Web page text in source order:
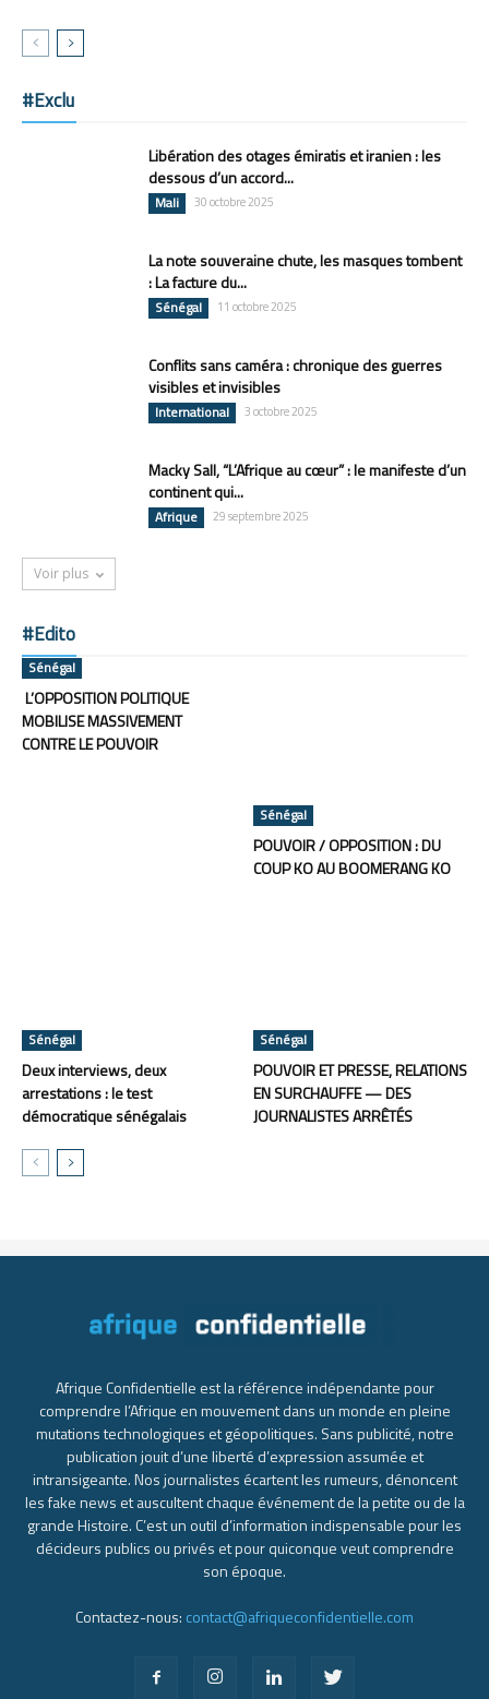
#Exclu
Libération des otages émiratis et iranien : les
dessous d’un accord...
Mali 30 octobre 2025
La note souveraine chute, les masques tombent
: La facture du...
Sénégal 11 octobre 2025
Conflits sans caméra : chronique des guerres
visibles et invisibles
International 3 octobre 2025
Macky Sall, “L’Afrique au cœur” : le manifeste d’un
continent qui...
Afrique 29 septembre 2025
Voir plus
#Edito
Sénégal
L’OPPOSITION POLITIQUE
MOBILISE MASSIVEMENT
CONTRE LE POUVOIR
Sénégal
POUVOIR / OPPOSITION : DU
COUP KO AU BOOMERANG KO
Sénégal
Deux interviews, deux
arrestations : le test
démocratique sénégalais
Sénégal
POUVOIR ET PRESSE, RELATIONS
EN SURCHAUFFE — DES
JOURNALISTES ARRÊTÉS
Afrique Confidentielle est la référence indépendante pour
comprendre l’Afrique en mouvement dans un monde en pleine
mutations technologiques et géopolitiques. Sans publicité, notre
publication jouit d’une liberté d’expression assumée et
intransigeante. Nos journalistes écartent les rumeurs, dénoncent
les fake news et auscultent chaque événement de la petite ou de la
grande Histoire. C’est un outil d’information indispensable pour les
décideurs publics ou privés et pour quiconque veut comprendre
son époque.
Contactez-nous: contact@afriqueconfidentielle.com